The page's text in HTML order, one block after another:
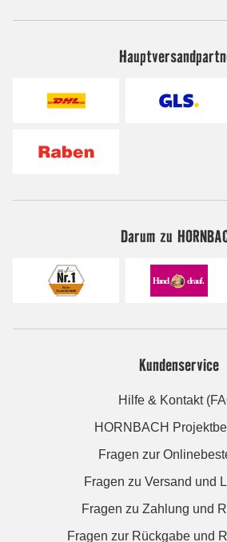
Darum zu
Kundenservice
Hilfe & Kontakt
HORNBACH
Fragen zur
Fragen zu Versand und
Fragen zu Zahlung und
Fragen zur Rückgabe und